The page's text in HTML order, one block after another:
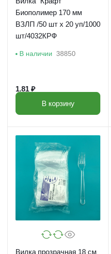
Биополимер 170 мм
ВЗЛП /50 шт х 20 уп/1000
шт/4032КРФ
В наличии 38850
1.81 ₽
В корзину
Вилка прозрачная 18 см